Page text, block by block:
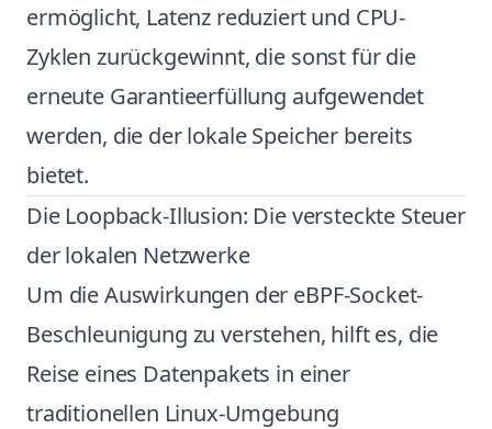
ermöglicht, Latenz reduziert und CPU-
Zyklen zurückgewinnt, die sonst für die
erneute Garantieerfüllung aufgewendet
werden, die der lokale Speicher bereits
bietet.
Die Loopback-Illusion: Die versteckte Steuer
der lokalen Netzwerke
Um die Auswirkungen der eBPF-Socket-
Beschleunigung zu verstehen, hilft es, die
Reise eines Datenpakets in einer
traditionellen Linux-Umgebung